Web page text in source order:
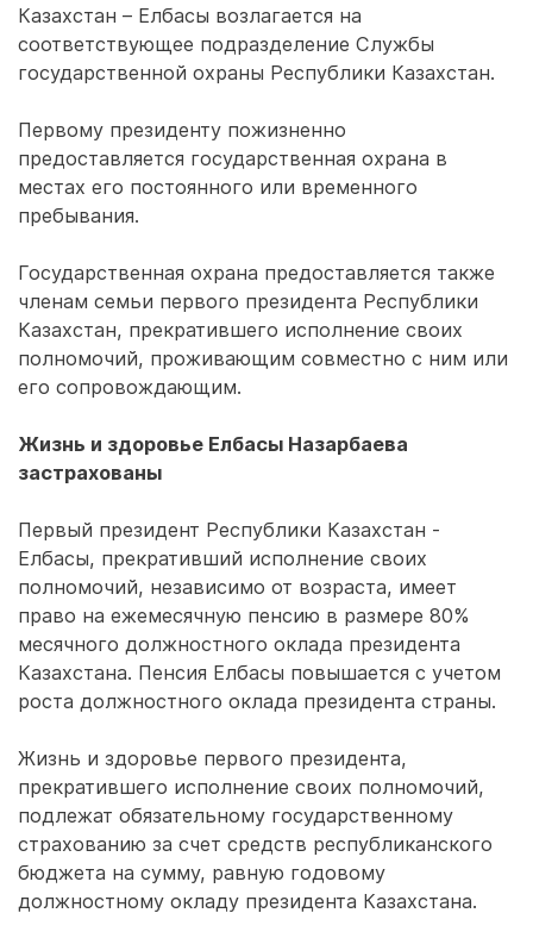
Казахстан – Елбасы возлагается на
соответствующее подразделение Службы
государственной охраны Республики Казахстан.
Первому президенту пожизненно
предоставляется государственная охрана в
местах его постоянного или временного
пребывания.
Государственная охрана предоставляется также
членам семьи первого президента Республики
Казахстан, прекратившего исполнение своих
полномочий, проживающим совместно с ним или
его сопровождающим.
Жизнь и здоровье Елбасы Назарбаева
застрахованы
Первый президент Республики Казахстан -
Елбасы, прекративший исполнение своих
полномочий, независимо от возраста, имеет
право на ежемесячную пенсию в размере 80%
месячного должностного оклада президента
Казахстана. Пенсия Елбасы повышается с учетом
роста должностного оклада президента страны.
Жизнь и здоровье первого президента,
прекратившего исполнение своих полномочий,
подлежат обязательному государственному
страхованию за счет средств республиканского
бюджета на сумму, равную годовому
должностному окладу президента Казахстана.